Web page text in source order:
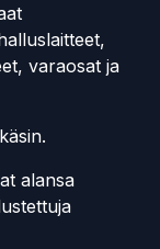
varaosat ja
alansa